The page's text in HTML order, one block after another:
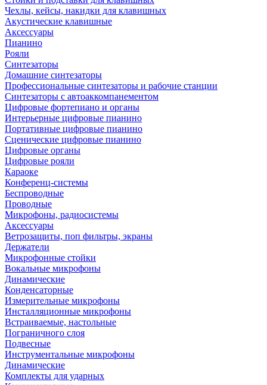
Чехлы, кейсы, накидки для клавишных
Акустические клавишные
Аксессуары
Пианино
Рояли
Синтезаторы
Домашние синтезаторы
Профессиональные синтезаторы и рабочие станции
Синтезаторы с автоаккомпанементом
Цифровые фортепиано и органы
Интерьерные цифровые пианино
Портативные цифровые пианино
Сценические цифровые пианино
Цифровые органы
Цифровые рояли
Караоке
Конференц-системы
Беспроводные
Проводные
Микрофоны, радиосистемы
Аксессуары
Ветрозащиты, поп фильтры, экраны
Держатели
Микрофонные стойки
Вокальные микрофоны
Динамические
Конденсаторные
Измерительные микрофоны
Инсталляционные микрофоны
Встраиваемые, настольные
Пограничного слоя
Подвесные
Инструментальные микрофоны
Динамические
Комплекты для ударных